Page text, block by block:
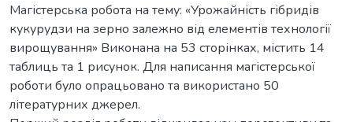
Магістерська робота на тему: «Урожайність гібридів
кукурудзи на зерно залежно від елементів технології
вирощування» Виконана на 53 сторінках, містить 14
таблиць та 1 рисунок. Для написання магістерської
роботи було опрацьовано та використано 50
літературних джерел.